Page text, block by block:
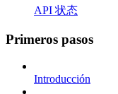
API 状态
Primeros pasos
Introducción